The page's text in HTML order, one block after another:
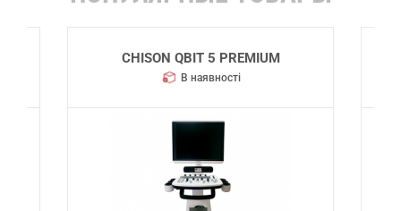
CHISON QBIT 5
В наявності